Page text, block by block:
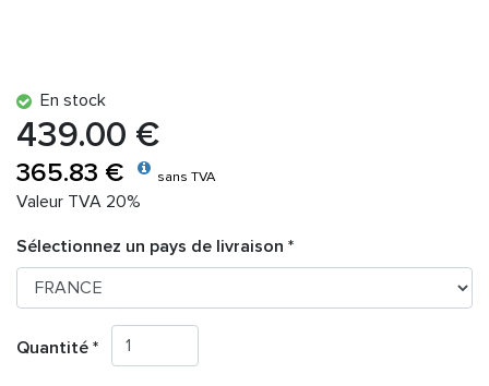
En stock
439.00 €
365.83 € sans TVA
Valeur TVA 20%
Sélectionnez un pays de livraison *
Quantité *